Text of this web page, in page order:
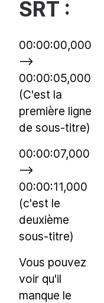
SRT :
00:00:00,000
-->
00:00:05,000
(C'est la
première ligne
de sous-titre)
00:00:07,000
-->
00:00:11,000
(c'est le
deuxième
sous-titre)
Vous pouvez
voir qu'il
manque le